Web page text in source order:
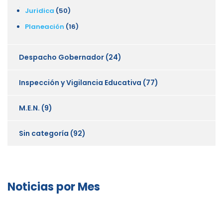
Juridica (50)
Planeación (16)
Despacho Gobernador (24)
Inspección y Vigilancia Educativa (77)
M.E.N. (9)
Sin categoría (92)
Noticias por Mes